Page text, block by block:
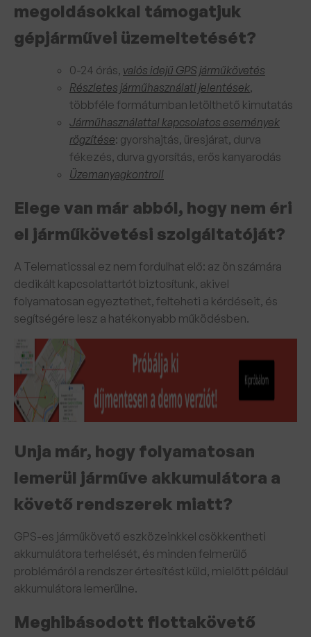
megoldásokkal támogatjuk
gépjárművei üzemeltetését?
0-24 órás, valós idejű GPS járműkövetés
Részletes járműhasználati jelentések,
többféle formátumban letölthető kimutatás
Járműhasználattal kapcsolatos események
rögzítése: gyorshajtás, üresjárat, durva
fékezés, durva gyorsítás, erős kanyarodás
Üzemanyagkontroll
Elege van már abból, hogy nem éri
el járműkövetési szolgáltatóját?
A Telematicssal ez nem fordulhat elő: az ön számára
dedikált kapcsolattartót biztosítunk, akivel
folyamatosan egyeztethet, felteheti a kérdéseit, és
segítségére lesz a hatékonyabb működésben.
Unja már, hogy folyamatosan
lemerül járműve akkumulátora a
követő rendszerek miatt?
GPS-es járműkövető eszközeinkkel csökkentheti
akkumulátora terhelését, és minden felmerülő
problémáról a rendszer értesítést küld, mielőtt például
akkumulátora lemerülne.
Meghibásodott flottakövető